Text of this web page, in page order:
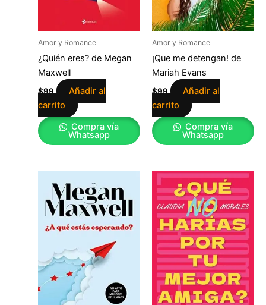
Amor y Romance
¿Quién eres? de Megan
Maxwell
$99
Añadir al
carrito
Compra vía
Whatsapp
Amor y Romance
¡Que me detengan! de
Mariah Evans
$99
Añadir al
carrito
Compra vía
Whatsapp